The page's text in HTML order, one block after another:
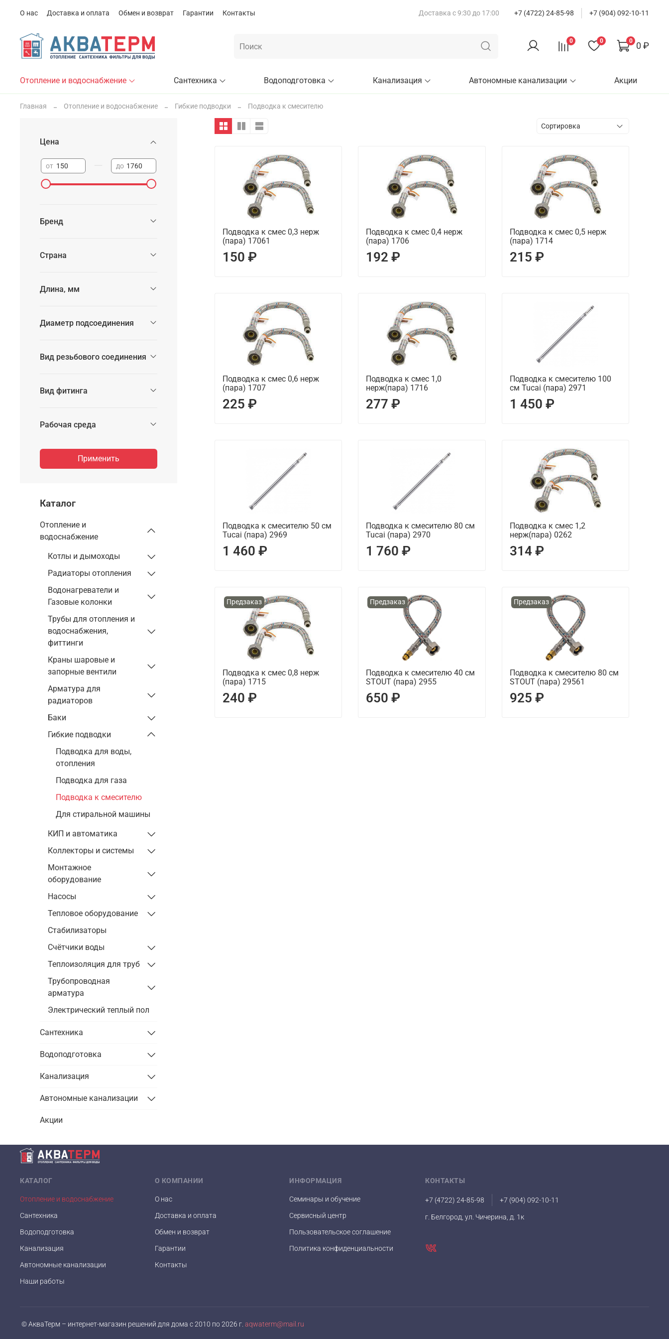
О нас Доставка и оплата Обмен и возврат Гарантии Контакты Доставка с 9:30 до 17:00 +7 (4722) 24-85-98 +7 (904) 092-10-11
0 0 0 0 ₽
Отопление и водоснабжение Сантехника Водоподготовка Канализация Автономные канализации Акции
Главная Отопление и водоснабжение Гибкие подводки Подводка к смесителю
Подводка к смес 0,3 нерж
(пара) 17061
150 ₽
Подводка к смес 0,4 нерж
(пара) 1706
192 ₽
Подводка к смес 0,5 нерж
(пара) 1714
215 ₽
Подводка к смес 0,6 нерж
(пара) 1707
225 ₽
Подводка к смес 1,0
нерж(пара) 1716
277 ₽
Подводка к смесителю 100
см Tucai (пара) 2971
1 450 ₽
Подводка к смесителю 50 см
Tucai (пара) 2969
1 460 ₽
Подводка к смесителю 80 см
Tucai (пара) 2970
1 760 ₽
Подводка к смес 1,2
нерж(пара) 0262
314 ₽
Предзаказ
Подводка к смес 0,8 нерж
(пара) 1715
240 ₽
Предзаказ
Подводка к смесителю 40 см
STOUT (пара) 2955
650 ₽
Предзаказ
Подводка к смесителю 80 см
STOUT (пара) 29561
925 ₽
Цена
от до
Бренд
Страна
Длина, мм
Диаметр подсоединения
Вид резьбового соединения
Вид фитинга
Рабочая среда
Применить
Каталог
Отопление и
водоснабжение
Котлы и дымоходы
Радиаторы отопления
Водонагреватели и
Газовые колонки
Трубы для отопления и
водоснабжения,
фиттинги
Краны шаровые и
запорные вентили
Арматура для
радиаторов
Баки
Гибкие подводки
Подводка для воды,
отопления
Подводка для газа
Подводка к смесителю
Для стиральной машины
КИП и автоматика
Коллекторы и системы
Монтажное
оборудование
Насосы
Тепловое оборудование
Стабилизаторы
Счётчики воды
Теплоизоляция для труб
Трубопроводная
арматура
Электрический теплый пол
Сантехника
Водоподготовка
Канализация
Автономные канализации
Акции
КАТАЛОГ
Отопление и водоснабжение
Сантехника
Водоподготовка
Канализация
Автономные канализации
Наши работы
О КОМПАНИИ
О нас
Доставка и оплата
Обмен и возврат
Гарантии
Контакты
ИНФОРМАЦИЯ
Семинары и обучение
Сервисный центр
Пользовательское соглашение
Политика конфиденциальности
КОНТАКТЫ
+7 (4722) 24-85-98 +7 (904) 092-10-11
г. Белгород, ул. Чичерина, д. 1к
© АкваТерм – интернет-магазин решений для дома с 2010 по 2026 г. aqwaterm@mail.ru